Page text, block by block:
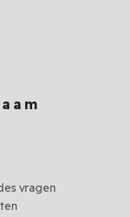
vragen